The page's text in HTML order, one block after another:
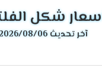
شكل الفلتر 3
آخر تحديث 2026/08/06